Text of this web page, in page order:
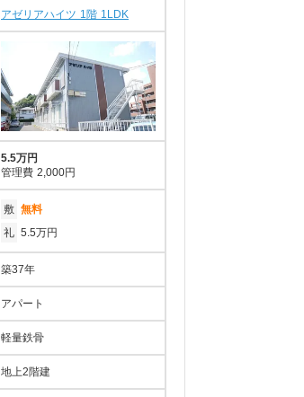
アゼリアハイツ 1階 1LDK
5.5万円
管理費 2,000円
敷 無料
礼 5.5万円
築37年
アパート
軽量鉄骨
地上2階建